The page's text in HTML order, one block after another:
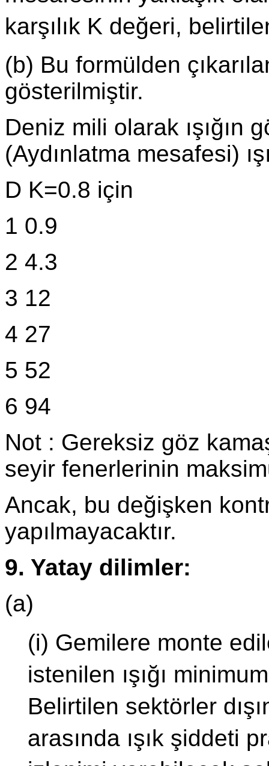
karşılık K değeri,
(b) Bu formülden
gösterilmiştir.
Deniz mili olarak ışığın
(Aydınlatma mesafesi)
D K=0.8 için
1 0.9
2 4.3
3 12
4 27
5 52
6 94
Not : Gereksiz göz
seyir fenerlerinin
Ancak, bu değişken
yapılmayacaktır.
9. Yatay dilimler:
(a)
(i) Gemilere monte
istenilen ışığı
Belirtilen sektörler
arasında ışık şiddeti